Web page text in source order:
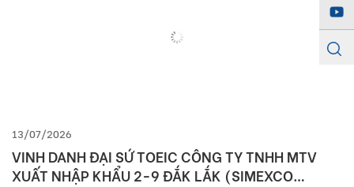
13/07/2026
VINH DANH ĐẠI SỨ TOEIC CÔNG TY TNHH MTV
XUẤT NHẬP KHẨU 2-9 ĐẮK LẮK (SIMEXCO